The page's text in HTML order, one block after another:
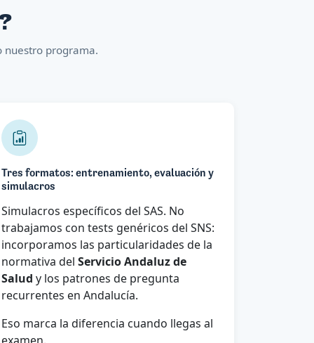
nuestro programa.
Tres formatos: entrenamiento, evaluación y
simulacros
Simulacros específicos del SAS. No
trabajamos con tests genéricos del SNS:
incorporamos las particularidades de la
normativa del Servicio Andaluz de
Salud y los patrones de pregunta
recurrentes en Andalucía.
Eso marca la diferencia cuando llegas al